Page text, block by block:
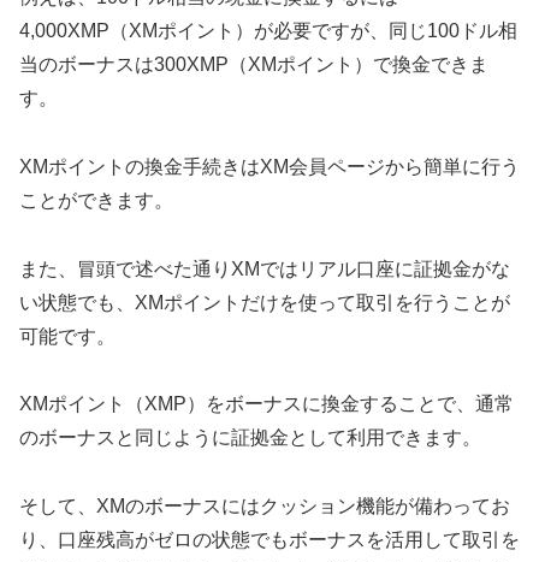
4,000XMP（XMポイント）が必要ですが、同じ100ドル相
当のボーナスは300XMP（XMポイント）で換金できま
す。
XMポイントの換金手続きはXM会員ページから簡単に行う
ことができます。
また、冒頭で述べた通りXMではリアル口座に証拠金がな
い状態でも、XMポイントだけを使って取引を行うことが
可能です。
XMポイント（XMP）をボーナスに換金することで、通常
のボーナスと同じように証拠金として利用できます。
そして、XMのボーナスにはクッション機能が備わってお
り、口座残高がゼロの状態でもボーナスを活用して取引を